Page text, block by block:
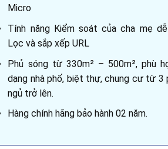
Micro
Tính năng Kiểm soát của cha mẹ
Lọc và sắp xếp URL
Phủ sóng từ 330m² – 500m², phù
dạng nhà phố, biệt thự, chung cư từ 3
ngủ trở lên.
Hàng chính hãng bảo hành 02 năm.